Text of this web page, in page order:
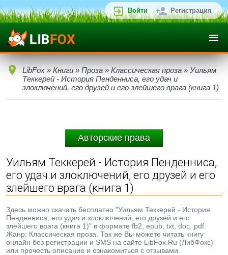
Войти Регистрация
LibFox » Книги » Проза » Классическая проза » Уильям
Теккерей - История Пенденниса, его удач и
злоключений, его друзей и его злейшего врага (книга 1)
Авторские права
Уильям Теккерей - История Пенденниса,
его удач и злоключений, его друзей и его
злейшего врага (книга 1)
Здесь можно скачать бесплатно "Уильям Теккерей - История
Пенденниса, его удач и злоключений, его друзей и его
злейшего врага (книга 1)" в формате fb2, epub, txt, doc, pdf.
Жанр: Классическая проза. Так же Вы можете читать книгу
онлайн без регистрации и SMS на сайте LibFox.Ru (ЛибФокс)
или прочесть описание и ознакомиться с отзывами.